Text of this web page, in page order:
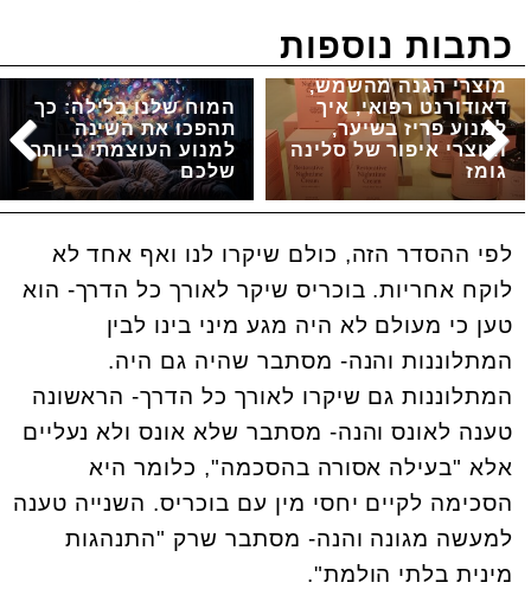
כתבות נוספות
המוח שלנו בלילה: כך
תהפכו את השינה
למנוע העוצמתי ביותר
שלכם
מוצרי הגנה מהשמש,
דאודורנט רפואי, איך
למנוע פריז בשיער,
ומוצרי איפור של סלינה
גומז
לפי ההסדר הזה, כולם שיקרו לנו ואף אחד לא
לוקח אחריות. בוכריס שיקר לאורך כל הדרך- הוא
טען כי מעולם לא היה מגע מיני בינו לבין
המתלוננות והנה- מסתבר שהיה גם היה.
המתלוננות גם שיקרו לאורך כל הדרך- הראשונה
טענה לאונס והנה- מסתבר שלא אונס ולא נעליים
אלא "בעילה אסורה בהסכמה", כלומר היא
הסכימה לקיים יחסי מין עם בוכריס. השנייה טענה
למעשה מגונה והנה- מסתבר שרק "התנהגות
מינית בלתי הולמת".